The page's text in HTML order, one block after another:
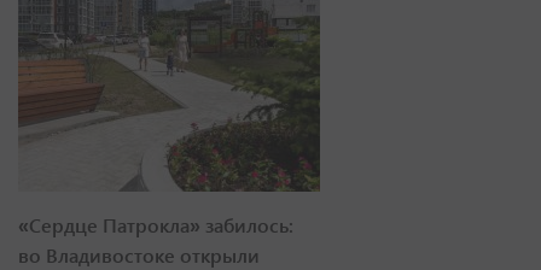
«Сердце Патрокла» забилось:
во Владивостоке открыли